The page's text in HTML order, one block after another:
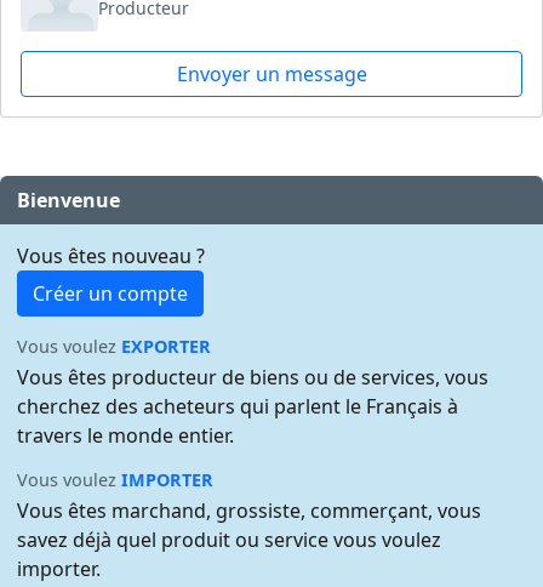
Producteur
Envoyer un message
Bienvenue
Vous êtes nouveau ?
Créer un compte
Vous voulez EXPORTER
Vous êtes producteur de biens ou de services, vous
cherchez des acheteurs qui parlent le Français à
travers le monde entier.
Vous voulezIMPORTER
Vous êtes marchand, grossiste, commerçant, vous
savez déjà quel produit ou service vous voulez
importer.